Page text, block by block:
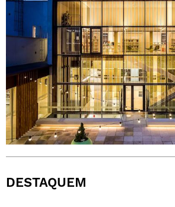
DESTAQUEM